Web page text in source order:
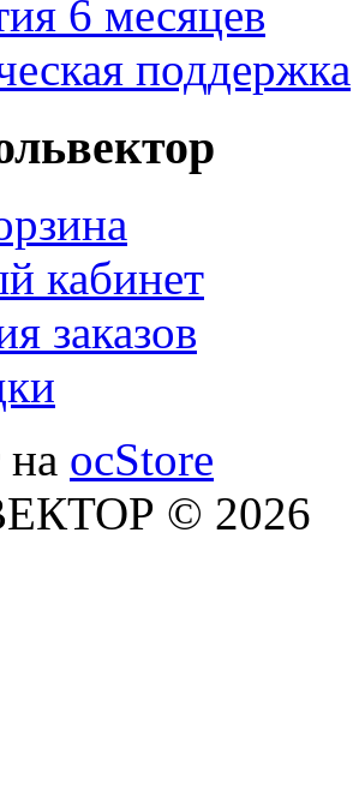
6 месяцев
поддержка
кабинет
заказов
на ocStore
© 2026